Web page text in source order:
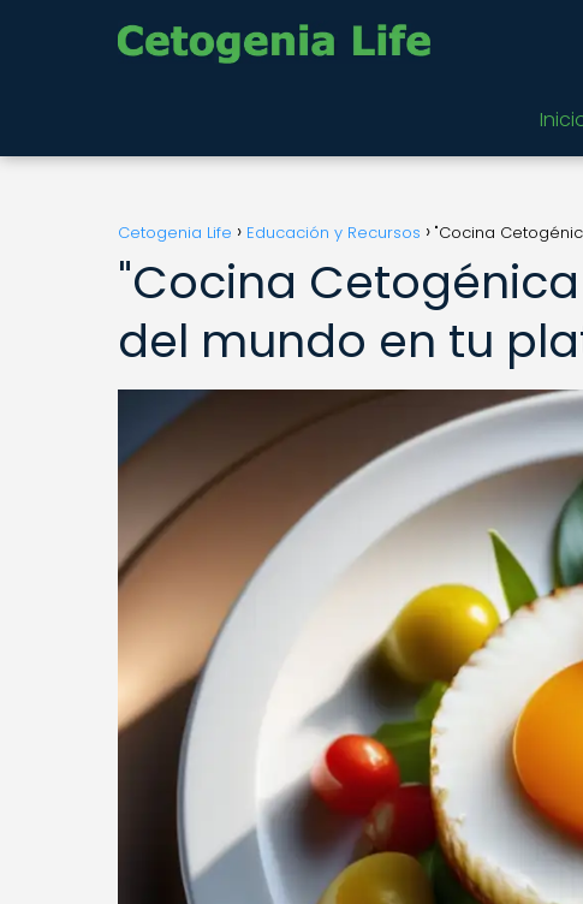
Cetogenia Life Educación y Recursos "Cocina
"Cocina
del mundo en tu